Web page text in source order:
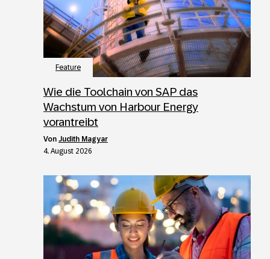
Feature
Wie die Toolchain von SAP das
Wachstum von Harbour Energy
vorantreibt
von Judith Magyar
4. August 2026